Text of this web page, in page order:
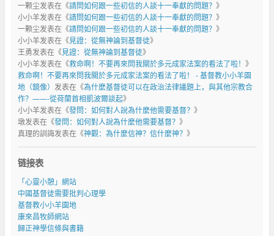
一颗尘发表在《請問如何跟一些初信的人談十一奉獻的問題？ 》
小小羊发表在《請問如何跟一些初信的人談十一奉獻的問題？ 》
一颗尘发表在《請問如何跟一些初信的人談十一奉獻的問題？ 》
小小羊发表在《見證：從無神論到基督徒》
王勇发表在《見證：從無神論到基督徒》
小小羊发表在《救命啊！不要再來問我關於多元成家法案的看法了啦！ 》
救命啊！不要再來問我關於多元成家法案的看法了啦！ - 基督教小小羊園
地（鏡像） 发表在《為什麼基督徒可以在政治法律議題上，與其他宗教合
作？——-從荷蘭首相凱波爾談起》
小小羊发表在《發問：如何對人說為什麼他需要基督？ 》
墩发表在《發問：如何對人說為什麼他需要基督？ 》
真理的訓誨发表在《神觀：為什麼信神？信什麼神？ 》
链接表
「心靈小憩」網站
中國基督徒需要批判心理學
基督教小小羊園地
康來昌牧師網站
歸正神學信條與書籍